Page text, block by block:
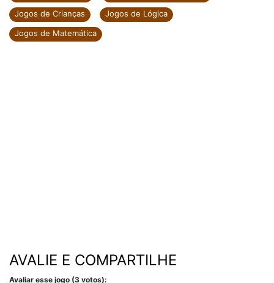
Jogos de Crianças
Jogos de Lógica
Jogos de Matemática
AVALIE E COMPARTILHE
Avaliar esse jogo (3 votos):